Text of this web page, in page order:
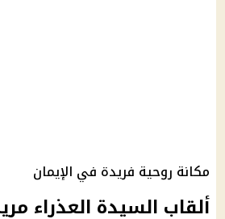
مكانة روحية فريدة في الإيمان
ألقاب السيدة العذراء